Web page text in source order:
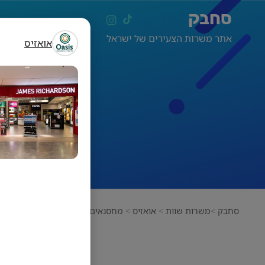
אואזיס
סחבק
אתר משרות הצעירים של ישראל
סחבק משרות שוות אואזיס מחסנאים.יות לדיוטי פרי + מענק